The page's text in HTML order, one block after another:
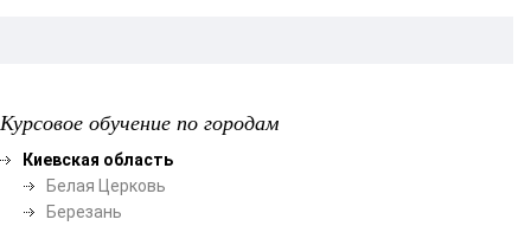
Курсовое обучение по городам
Киевская область
Белая Церковь
Березань